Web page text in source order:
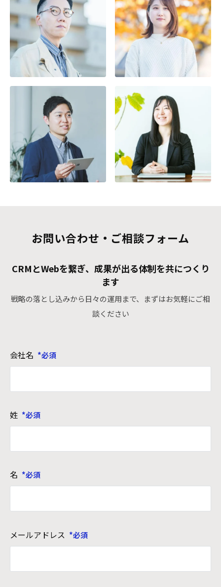
お問い合わせ・ご相談フォーム
CRMとWebを繋ぎ、成果が出る体制を共につくり
ます
戦略の落とし込みから日々の運用まで、まずはお気軽にご相
談ください
会社名
姓
名
メールアドレス